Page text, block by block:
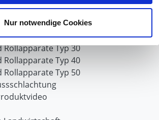
Nur notwendige Cookies
Rollapparate Typ 10
Rollapparate Typ 30
Rollapparate Typ 40
Rollapparate Typ 50